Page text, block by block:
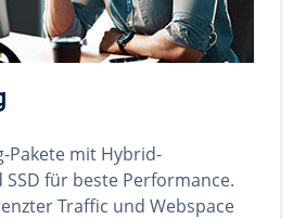
Pakete mit Hybrid-
für beste Performance.
Traffic und Webspace